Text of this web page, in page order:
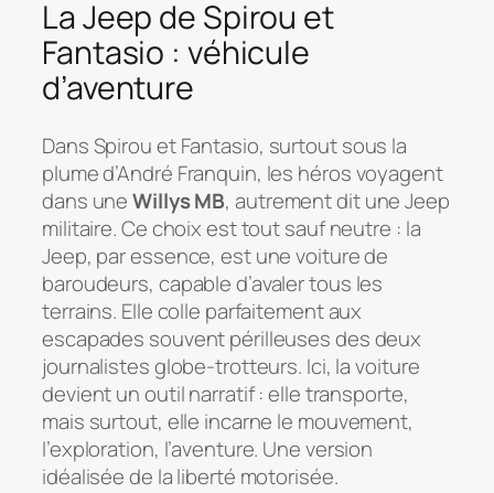
La Jeep de Spirou et
Fantasio : véhicule
d’aventure
DansSpirou et Fantasio, surtout sous la
plume d’André Franquin, les héros voyagent
dans uneWillys MB, autrement dit une Jeep
militaire. Ce choix est tout sauf neutre : la
Jeep, par essence, est une voiture de
baroudeurs, capable d’avaler tous les
terrains. Elle colle parfaitement aux
escapades souvent périlleuses des deux
journalistes globe-trotteurs. Ici, la voiture
devient un outil narratif : elle transporte,
mais surtout, elle incarne le mouvement,
l’exploration, l’aventure. Une version
idéalisée de la liberté motorisée.